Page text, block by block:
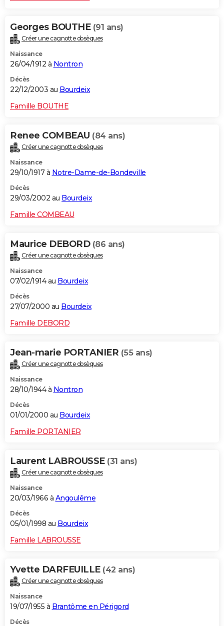
Georges BOUTHE (91 ans)
Créer une cagnotte obsèques
Naissance
26/04/1912 à Nontron
Décès
22/12/2003 au Bourdeix
Famille BOUTHE
Renee COMBEAU (84 ans)
Créer une cagnotte obsèques
Naissance
29/10/1917 à Notre-Dame-de-Bondeville
Décès
29/03/2002 au Bourdeix
Famille COMBEAU
Maurice DEBORD (86 ans)
Créer une cagnotte obsèques
Naissance
07/02/1914 au Bourdeix
Décès
27/07/2000 au Bourdeix
Famille DEBORD
Jean-marie PORTANIER (55 ans)
Créer une cagnotte obsèques
Naissance
28/10/1944 à Nontron
Décès
01/01/2000 au Bourdeix
Famille PORTANIER
Laurent LABROUSSE (31 ans)
Créer une cagnotte obsèques
Naissance
20/03/1966 à Angoulême
Décès
05/01/1998 au Bourdeix
Famille LABROUSSE
Yvette DARFEUILLE (42 ans)
Créer une cagnotte obsèques
Naissance
19/07/1955 à Brantôme en Périgord
Décès